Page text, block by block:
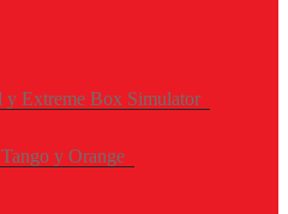
Extreme Box Simulator
y Orange